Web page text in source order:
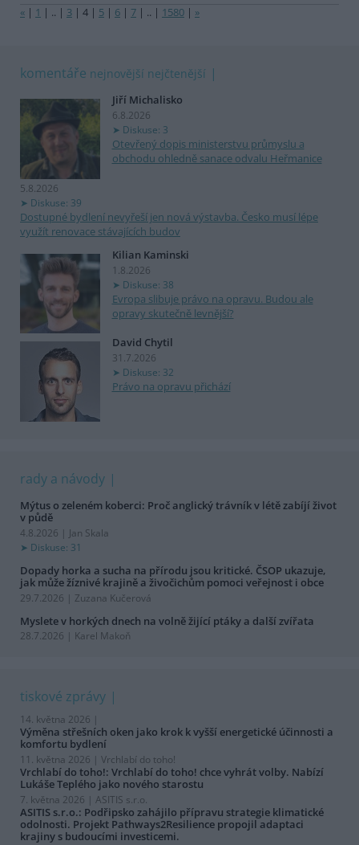
« | 1 | .. | 3 | 4 | 5 | 6 | 7 | .. | 1580 | »
komentáře nejnovější nejčtenější
Jiří Michalisko
6.8.2026
Diskuse: 3
Otevřený dopis ministerstvu průmyslu a
obchodu ohledně sanace odvalu Heřmanice
5.8.2026
Diskuse: 39
Dostupné bydlení nevyřeší jen nová výstavba. Česko musí lépe
využít renovace stávajících budov
Kilian Kaminski
1.8.2026
Diskuse: 38
Evropa slibuje právo na opravu. Budou ale
opravy skutečně levnější?
David Chytil
31.7.2026
Diskuse: 32
Právo na opravu přichází
rady a návody
Mýtus o zeleném koberci: Proč anglický trávník v létě zabíjí život
v půdě
4.8.2026 | Jan Skala
Diskuse: 31
Dopady horka a sucha na přírodu jsou kritické. ČSOP ukazuje,
jak může žíznivé krajině a živočichům pomoci veřejnost i obce
29.7.2026 | Zuzana Kučerová
Myslete v horkých dnech na volně žijící ptáky a další zvířata
28.7.2026 | Karel Makoň
tiskové zprávy
14. května 2026 |
Výměna střešních oken jako krok k vyšší energetické účinnosti a
komfortu bydlení
11. května 2026 | Vrchlabí do toho!
Vrchlabí do toho!: Vrchlabí do toho! chce vyhrát volby. Nabízí
Lukáše Teplého jako nového starostu
7. května 2026 | ASITIS s.r.o.
ASITIS s.r.o.: Podřipsko zahájilo přípravu strategie klimatické
odolnosti. Projekt Pathways2Resilience propojil adaptaci
krajiny s budoucími investicemi.